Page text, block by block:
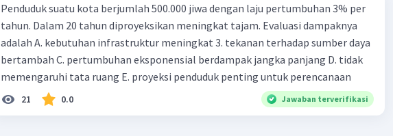
Penduduk suatu kota berjumlah 500.000 jiwa dengan laju pertumbuhan 3% per
tahun. Dalam 20 tahun diproyeksikan meningkat tajam. Evaluasi dampaknya
adalah A. kebutuhan infrastruktur meningkat 3. tekanan terhadap sumber daya
bertambah C. pertumbuhan eksponensial berdampak jangka panjang D. tidak
memengaruhi tata ruang E. proyeksi penduduk penting untuk perencanaan
21 0.0 Jawaban terverifikasi